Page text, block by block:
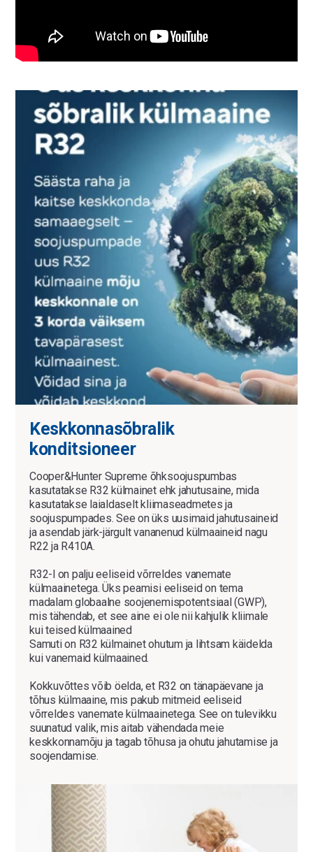
Keskkonnasõbralik
konditsioneer
Cooper&Hunter Supreme õhksoojuspumbas
kasutatakse R32 külmainet ehk jahutusaine, mida
kasutatakse laialdaselt kliimaseadmetes ja
soojuspumpades. See on üks uusimaid jahutusaineid
ja asendab järk-järgult vananenud külmaaineid nagu
R22 ja R410A.
R32-l on palju eeliseid võrreldes vanemate
külmaainetega. Üks peamisi eeliseid on tema
madalam globaalne soojenemispotentsiaal (GWP),
mis tähendab, et see aine ei ole nii kahjulik kliimale
kui teised külmaained
Samuti on R32 külmainet ohutum ja lihtsam käidelda
kui vanemaid külmaained.
Kokkuvõttes võib öelda, et R32 on tänapäevane ja
tõhus külmaaine, mis pakub mitmeid eeliseid
võrreldes vanemate külmaainetega. See on tulevikku
suunatud valik, mis aitab vähendada meie
keskkonnamõju ja tagab tõhusa ja ohutu jahutamise ja
soojendamise.